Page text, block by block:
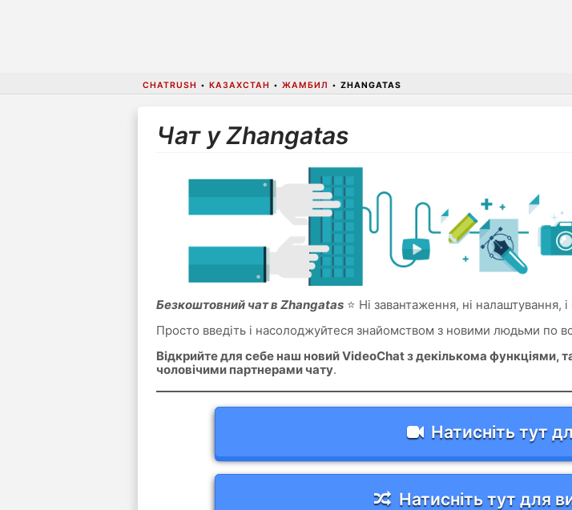
CHATRUSH • КАЗАХСТАН • ЖАМБИЛ • ZHANGATAS
Чат у Zhangatas
Безкоштовний чат в Zhangatas⭐ Ні завантаження, ні налаштування,
Просто введіть і насолоджуйтеся знайомством з новими людьми по
Відкрийте для себе наш новий VideoChat з декількома функціями,
чоловічими партнерами чату.
Натисніть тут
Натисніть тут для